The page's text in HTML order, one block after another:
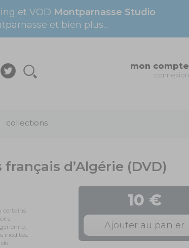
et VOD Montparnasse Studio
et bien plus...
mon compte
connexion
collections
d’Algérie (DVD)
10 €
Ajouter au panier
certains
inédites,